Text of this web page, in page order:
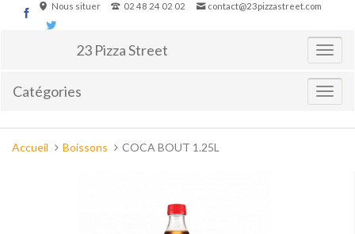
Nous situer 02 48 24 02 02 contact@23pizzastreet.com
Basculer
23 Pizza Street
Catégories
Vous
Accueil Boissons COCA BOUT 1.25L